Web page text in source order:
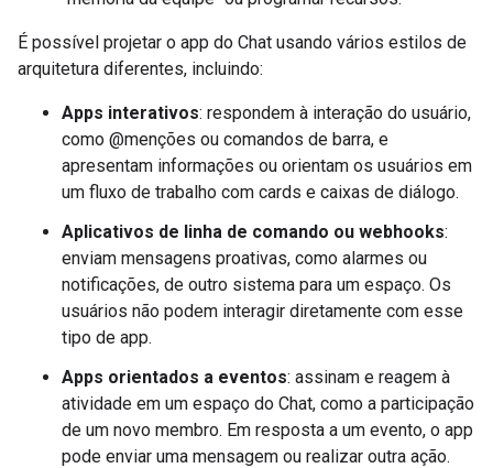
É possível projetar o app do Chat usando vários estilos de
arquitetura diferentes, incluindo:
Apps interativos: respondem à interação do usuário,
como @menções ou comandos de barra, e
apresentam informações ou orientam os usuários em
um fluxo de trabalho com cards e caixas de diálogo.
Aplicativos de linha de comando ou webhooks:
enviam mensagens proativas, como alarmes ou
notificações, de outro sistema para um espaço. Os
usuários não podem interagir diretamente com esse
tipo de app.
Apps orientados a eventos: assinam e reagem à
atividade em um espaço do Chat, como a participação
de um novo membro. Em resposta a um evento, o app
pode enviar uma mensagem ou realizar outra ação.